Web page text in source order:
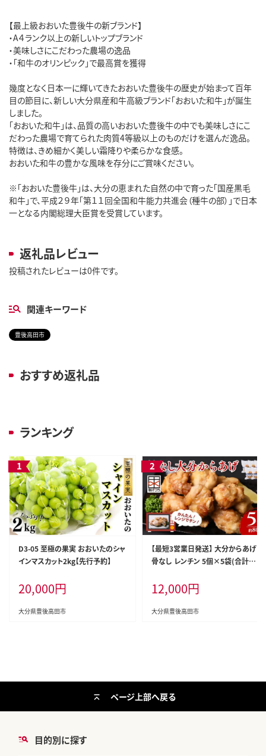
【最上級おおいた豊後牛の新ブランド】
・A４ランク以上の新しいトップブランド
・美味しさにこだわった農場の逸品
・「和牛のオリンピック」で最高賞を獲得
幾度となく日本一に輝いてきたおおいた豊後牛の歴史が始まって百年
目の節目に、新しい大分県産和牛高級ブランド「おおいた和牛」が誕生
しました。
「おおいた和牛」は、品質の高いおおいた豊後牛の中でも美味しさにこ
だわった農場で育てられた肉質4等級以上のものだけを選んだ逸品。
特徴は、きめ細かく美しい霜降りや柔らかな食感。
おおいた和牛の豊かな風味を存分にご賞味ください。
※「おおいた豊後牛」は、大分の恵まれた自然の中で育った「国産黒毛
和牛」で、平成２９年「第１１回全国和牛能力共進会（種牛の部）」で日本
一となる内閣総理大臣賞を受賞しています。
返礼品レビュー
投稿されたレビューは0件です。
関連キーワード
豊後高田市
おすすめ返礼品
ランキング
D3-05 至極の果実 おおいたのシャ
インマスカット2kg【先行予約】
20,000円
大分県豊後高田市
【最短3営業日発送】 大分からあげ
骨なし レンチン 5個×5袋(合計約
レンチン唐揚げ 骨なし唐揚げ お弁
当 唐揚げ 冷凍唐揚げ 大分県 C-19
3
12,000円
大分県豊後高田市
目的別に探す
ページ上部へ戻る